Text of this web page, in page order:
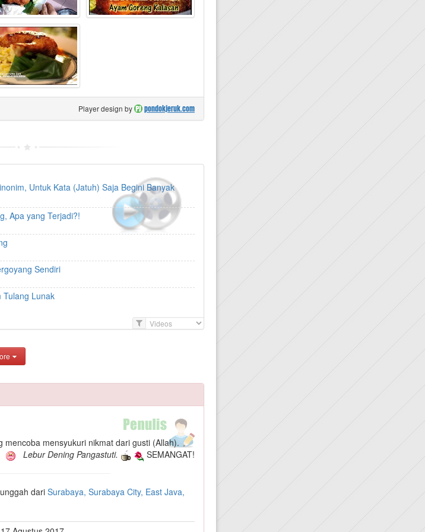
Player design by pondokjeruk.com
Untuk Kata (Jatuh) Saja Begini Banyak
Apa yang Terjadi?!
Sendiri
Tulang Lunak
F
r
mencoba mensyukuri nikmat dari gusti (Allah).
Lebur Dening Pangastuti. SEMANGAT!
dariSurabaya, Surabaya City, East Java,